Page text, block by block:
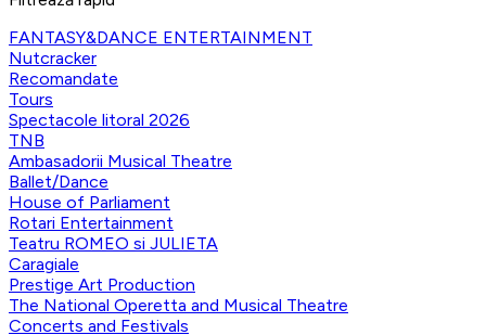
FANTASY&DANCE ENTERTAINMENT
Nutcracker
Recomandate
Tours
Spectacole litoral 2026
TNB
Ambasadorii Musical Theatre
Ballet/Dance
House of Parliament
Rotari Entertainment
Teatru ROMEO si JULIETA
Caragiale
Prestige Art Production
The National Operetta and Musical Theatre
Concerts and Festivals